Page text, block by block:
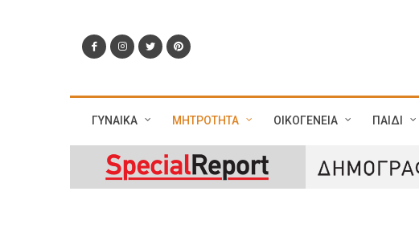
ΓΥΝΑΙΚΑ ΜΗΤΡΟΤΗΤΑ ΟΙΚΟΓΕΝΕΙΑ ΠΑΙΔΙ